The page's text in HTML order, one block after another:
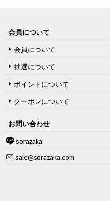
会員について
会員について
抽選について
ポイントについて
クーポンについて
お問い合わせ
sorazaka
sale@sorazaka.com